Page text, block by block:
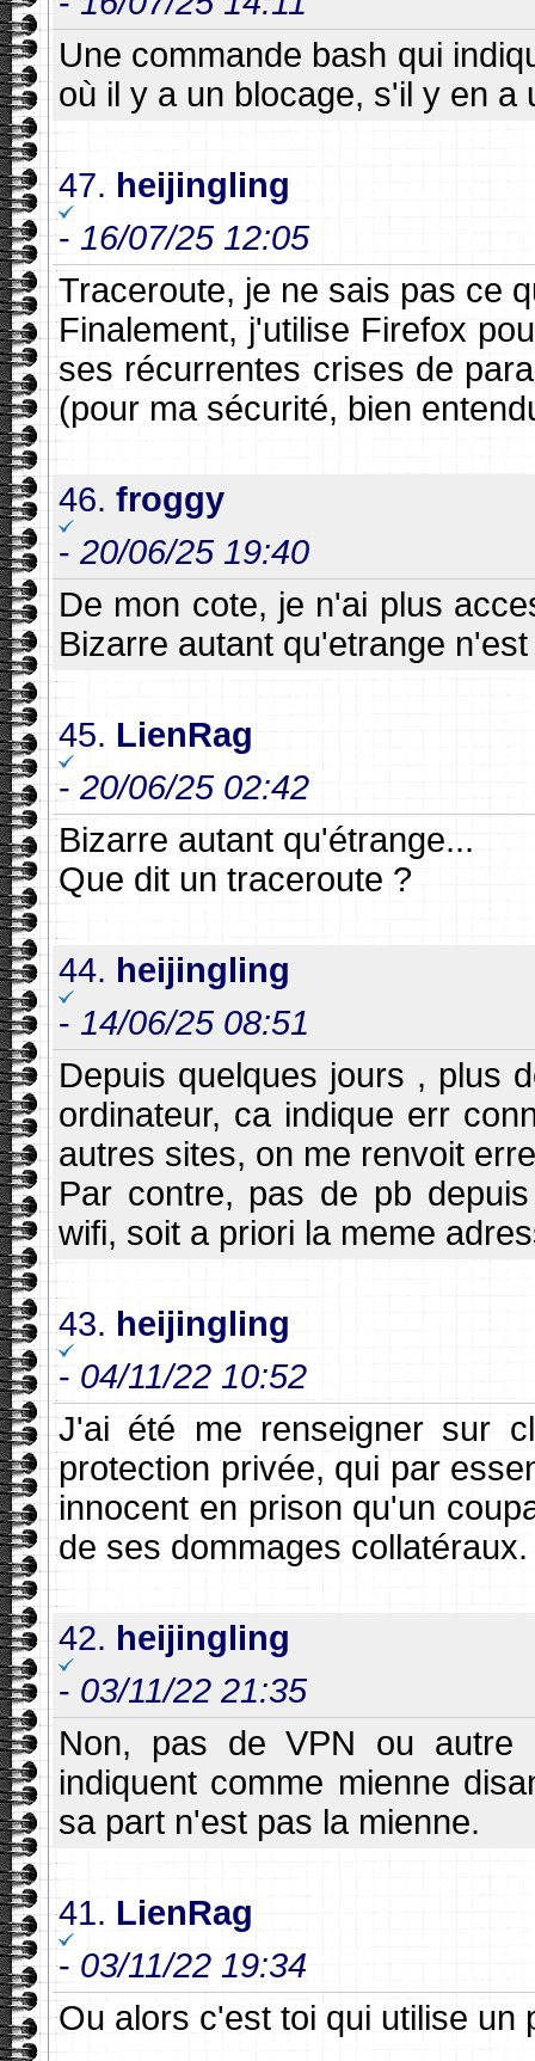
Une commande bash qui
où il y a un blocage, s'il y en a
47. heijingling
- 16/07/25 12:05
Traceroute, je ne sais pas ce
Finalement, j'utilise Firefox
ses récurrentes crises de
(pour ma sécurité, bien
46. froggy
- 20/06/25 19:40
De mon cote, je n'ai plus
Bizarre autant qu'etrange
45. LienRag
- 20/06/25 02:42
Bizarre autant qu'étrange...
Que dit un traceroute ?
44. heijingling
- 14/06/25 08:51
Depuis quelques jours , plus
ordinateur, ca indique err
autres sites, on me renvoit
Par contre, pas de pb
wifi, soit a priori la meme
43. heijingling
- 04/11/22 10:52
J'ai été me renseigner sur
protection privée, qui par
innocent en prison qu'un
de ses dommages collatéraux.
42. heijingling
- 03/11/22 21:35
Non, pas de VPN ou autre
indiquent comme mienne
sa part n'est pas la mienne.
41. LienRag
- 03/11/22 19:34
Ou alors c'est toi qui utilise un